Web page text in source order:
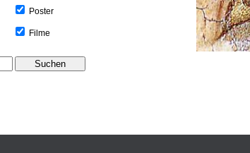
Poster
Filme